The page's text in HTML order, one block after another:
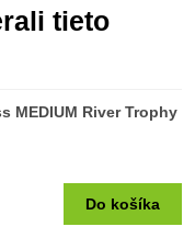
tieto
MEDIUM River Trophy
Do košíka